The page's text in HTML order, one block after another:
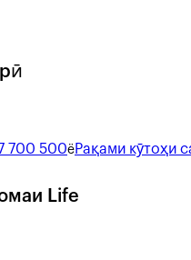
700 500ёРақами кӯтоҳи
Life